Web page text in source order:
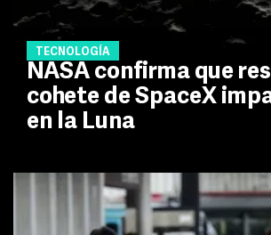
TECNOLOGÍA
NASA confirma que
cohete de SpaceX
en la Luna